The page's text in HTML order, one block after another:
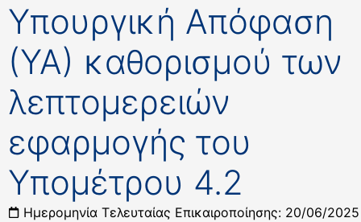
Υπουργική Απόφαση
(ΥΑ) καθορισμού των
λεπτομερειών
εφαρμογής του
Υπομέτρου 4.2
Ημερομηνία Τελευταίας Επικαιροποίησης: 20/06/2025